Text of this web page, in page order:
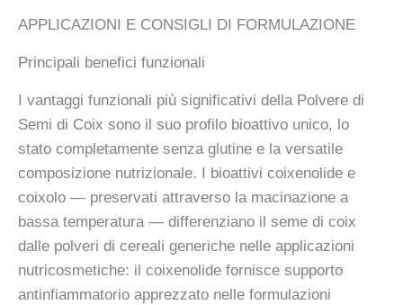
APPLICAZIONI E CONSIGLI DI FORMULAZIONE
Principali benefici funzionali
I vantaggi funzionali più significativi della Polvere di
Semi di Coix sono il suo profilo bioattivo unico, lo
stato completamente senza glutine e la versatile
composizione nutrizionale. I bioattivi coixenolide e
coixolo — preservati attraverso la macinazione a
bassa temperatura — differenziano il seme di coix
dalle polveri di cereali generiche nelle applicazioni
nutricosmetiche: il coixenolide fornisce supporto
antinfiammatorio apprezzato nelle formulazioni